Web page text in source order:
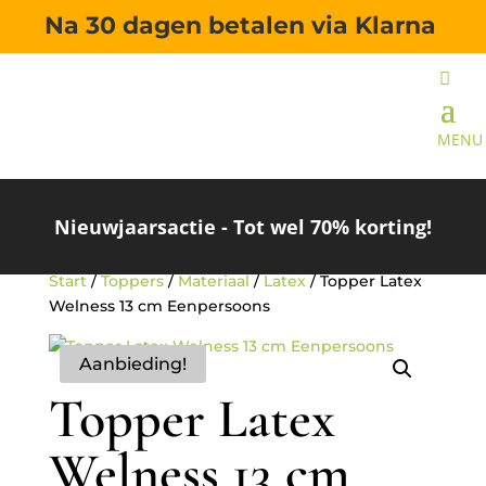
Na 30 dagen betalen via Klarna
Nieuwjaarsactie - Tot wel 70% korting!
Start/Toppers/Materiaal/Latex/ Topper Latex
Welness 13 cm Eenpersoons
Aanbieding!
Topper Latex
Welness 13 cm